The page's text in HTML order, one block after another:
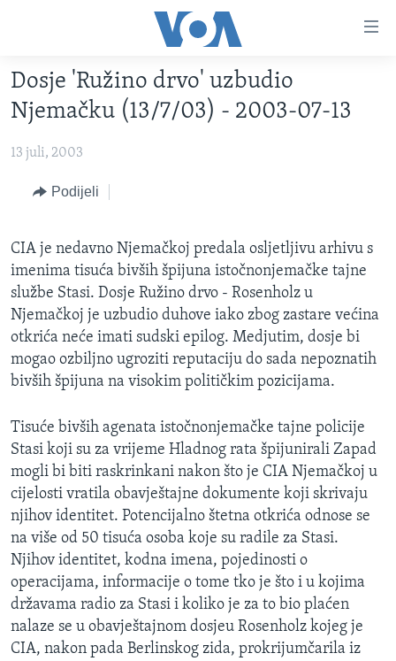
glavni
sadržaj
Pređi
na
navigaciju
na
pretragu
TV PROGRAM
VIDEO
FOTOGRAFIJE DANA
VIJESTI
BOSNA I HERCEGOVINA
SVIJET
SPECIJALNI PROJEKTI
KORUPCIJA
SLOBODA MEDIJA
ŽENSKA STRANA
IZBJEGLIČKA STRANA
O GLASU AMERIKE
Learning English
PRATITE NAS
Jezici
Dosje 'Ružino drvo' uzbudio
Njemačku (13/7/03) - 2003-07-13
13 juli, 2003
Podijeli
CIA je nedavno Njemačkoj predala osljetljivu arhivu s
imenima tisuća bivših špijuna istočnonjemačke tajne
službe Stasi. Dosje Ružino drvo - Rosenholz u
Njemačkoj je uzbudio duhove iako zbog zastare većina
otkrića neće imati sudski epilog. Medjutim, dosje bi
mogao ozbiljno ugroziti reputaciju do sada nepoznatih
bivših špijuna na visokim političkim pozicijama.
Tisuće bivših agenata istočnonjemačke tajne policije
Stasi koji su za vrijeme Hladnog rata špijunirali Zapad
mogli bi biti raskrinkani nakon što je CIA Njemačkoj u
cijelosti vratila obavještajne dokumente koji skrivaju
njihov identitet. Potencijalno štetna otkrića odnose se
na više od 50 tisuća osoba koje su radile za Stasi.
Njihov identitet, kodna imena, pojedinosti o
operacijama, informacije o tome tko je što i u kojima
državama radio za Stasi i koliko je za to bio plaćen
nalaze se u obavještajnom dosjeu Rosenholz kojeg je
CIA, nakon pada Berlinskog zida, prokrijumčarila iz